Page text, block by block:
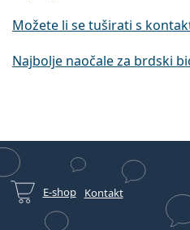
Možete li se tuširati s
Najbolje naočale za brdski
E-shop Kontakt